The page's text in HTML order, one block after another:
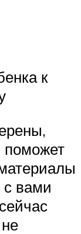
к
поможет
с вами